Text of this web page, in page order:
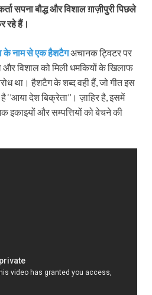
सपना बौद्ध और विशाल ग़ाज़ीपुरी पिछले
रहे हैं।
के नाम से एक हैशटैगअचानक ट्विटर पर
विशाल को मिली धमकियों के खिलाफ
था। हैशटैग के शब्‍द वही हैं, जो गीत इस
‘’आया देश बिक्रेता’’। ज़ाहिर है, इसमें
इकाइयों और सम्‍पत्तियों को बेचने की